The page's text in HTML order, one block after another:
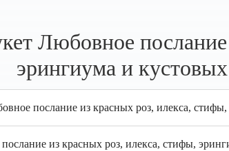
Любовное
эрингиума и
послание из красных роз, илекса,
из красных роз, илекса, стифы,